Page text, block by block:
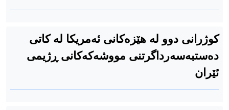
کوژرانی دوو لە هێزەكانی ئەمریکا لە کاتی
دەستبەسەرداگرتنی مووشەکەکانی ڕژیمی
ئێران